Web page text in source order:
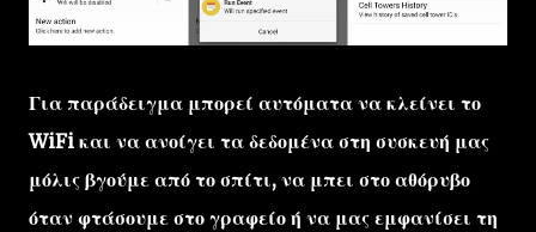
Για παράδειγμα μπορεί αυτόματα να κλείνει το
WiFi και να ανοίγει τα δεδομένα στη συσκευή μας
μόλις βγούμε από το σπίτι, να μπει στο αθόρυβο
όταν φτάσουμε στο γραφείο ή να μας εμφανίσει τη